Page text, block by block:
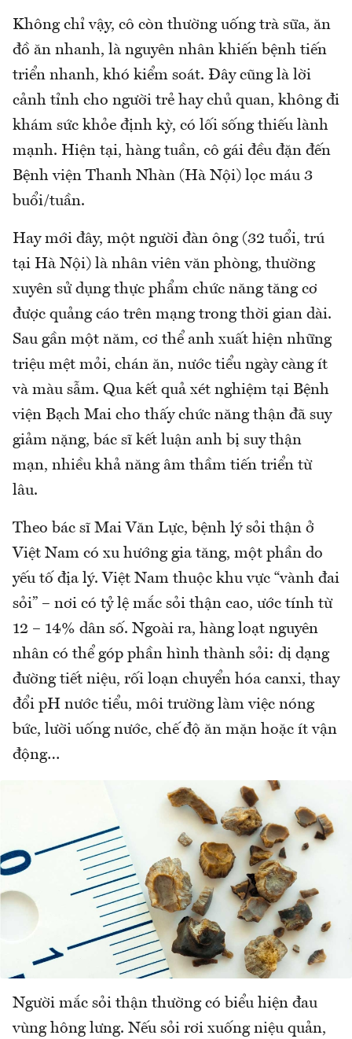
Không chỉ vậy, cô còn thường uống trà sữa, ăn
đồ ăn nhanh, là nguyên nhân khiến bệnh tiến
triển nhanh, khó kiểm soát. Đây cũng là lời
cảnh tỉnh cho người trẻ hay chủ quan, không đi
khám sức khỏe định kỳ, có lối sống thiếu lành
mạnh. Hiện tại, hàng tuần, cô gái đều đặn đến
Bệnh viện Thanh Nhàn (Hà Nội) lọc máu 3
buổi/tuần.
Hay mới đây, một người đàn ông (32 tuổi, trú
tại Hà Nội) là nhân viên văn phòng, thường
xuyên sử dụng thực phẩm chức năng tăng cơ
được quảng cáo trên mạng trong thời gian dài.
Sau gần một năm, cơ thể anh xuất hiện những
triệu mệt mỏi, chán ăn, nước tiểu ngày càng ít
và màu sẫm. Qua kết quả xét nghiệm tại Bệnh
viện Bạch Mai cho thấy chức năng thận đã suy
giảm nặng, bác sĩ kết luận anh bị suy thận
mạn, nhiều khả năng âm thầm tiến triển từ
lâu.
Theo bác sĩ Mai Văn Lực, bệnh lý sỏi thận ở
Việt Nam có xu hướng gia tăng, một phần do
yếu tố địa lý. Việt Nam thuộc khu vực “vành đai
sỏi” – nơi có tỷ lệ mắc sỏi thận cao, ước tính từ
12 – 14% dân số. Ngoài ra, hàng loạt nguyên
nhân có thể góp phần hình thành sỏi: dị dạng
đường tiết niệu, rối loạn chuyển hóa canxi, thay
đổi pH nước tiểu, môi trường làm việc nóng
bức, lười uống nước, chế độ ăn mặn hoặc ít vận
động…
Người mắc sỏi thận thường có biểu hiện đau
vùng hông lưng. Nếu sỏi rơi xuống niệu quản,